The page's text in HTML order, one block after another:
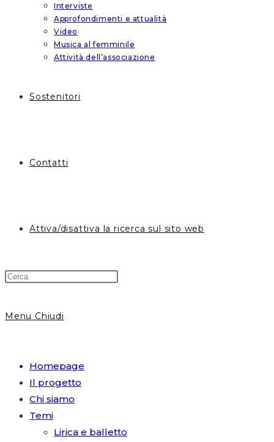
Interviste
Approfondimenti e attualità
Video
Musica al femminile
Attività dell’associazione
Sostenitori
Contatti
Attiva/disattiva la ricerca sul sito web
Menu Chiudi
Homepage
Il progetto
Chi siamo
Temi
Lirica e balletto